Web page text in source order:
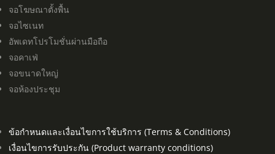
จอโฆษณาตั้งพื้น
จอไซเนท
อัพเดทโปรโมชั่นผ่านมือถือ
จอคาเฟ่
จอขนาดใหญ่
จอห้องประชุม
ข้อกำหนดและเงื่อนไขการใช้บริการ (Terms & Conditions)
เงื่อนไขการรับประกัน (Product warranty conditions)